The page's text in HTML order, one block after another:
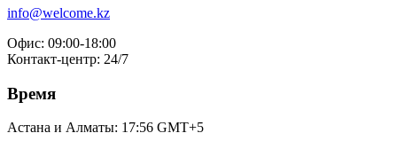
info@welcome.kz
Офис: 09:00-18:00
Контакт-центр: 24/7
Время
Астана и Алматы: 17:56 GMT+5